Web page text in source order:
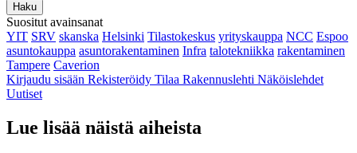
Haku
Suositut avainsanat
YIT SRV skanska Helsinki Tilastokeskus yrityskauppa NCC Espoo
asuntokauppa asuntorakentaminen Infra talotekniikka rakentaminen
Tampere Caverion
Kirjaudu sisään Rekisteröidy Tilaa Rakennuslehti Näköislehdet
Uutiset
Lue lisää näistä aiheista